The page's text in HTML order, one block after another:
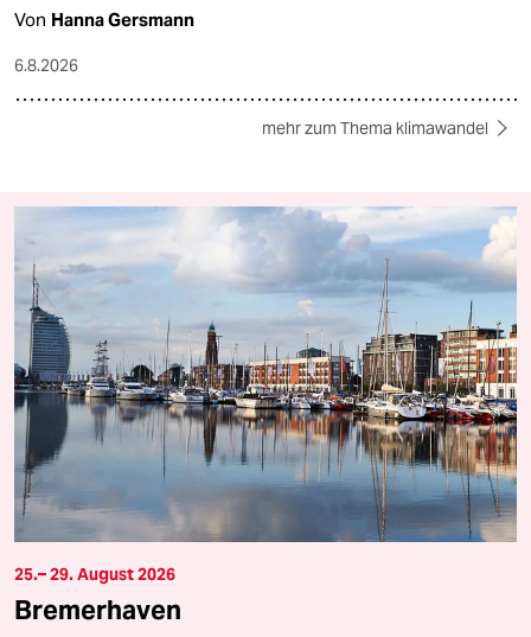
Von Hanna Gersmann
6.8.2026
mehr zum Thema klimawandel
25.– 29. August 2026
Bremerhaven